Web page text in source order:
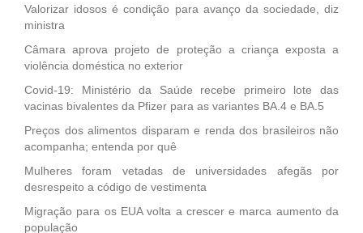
Valorizar idosos é condição para avanço da sociedade, diz
ministra
Câmara aprova projeto de proteção a criança exposta a
violência doméstica no exterior
Covid-19: Ministério da Saúde recebe primeiro lote das
vacinas bivalentes da Pfizer para as variantes BA.4 e BA.5
Preços dos alimentos disparam e renda dos brasileiros não
acompanha; entenda por quê
Mulheres foram vetadas de universidades afegãs por
desrespeito a código de vestimenta
Migração para os EUA volta a crescer e marca aumento da
população